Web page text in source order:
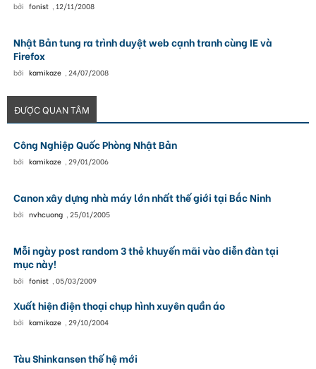
bởi fonist , 12/11/2008
Nhật Bản tung ra trình duyệt web cạnh tranh cùng IE và
Firefox
bởi kamikaze , 24/07/2008
ĐƯỢC QUAN TÂM
Công Nghiệp Quốc Phòng Nhật Bản
bởi kamikaze , 29/01/2006
Canon xây dựng nhà máy lớn nhất thế giới tại Bắc Ninh
bởi nvhcuong , 25/01/2005
Mỗi ngày post random 3 thẻ khuyến mãi vào diễn đàn tại
mục này!
bởi fonist , 05/03/2009
Xuất hiện điện thoại chụp hình xuyên quần áo
bởi kamikaze , 29/10/2004
Tàu Shinkansen thế hệ mới